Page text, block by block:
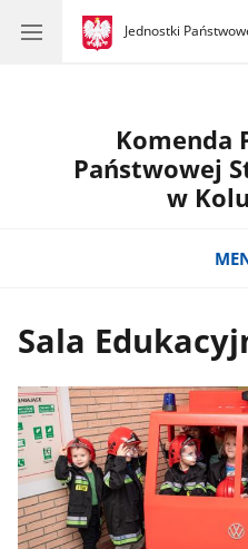
gov.pl
Jednostki
gov.pl
Jednostki
Komenda
Państwowej
w
Sala